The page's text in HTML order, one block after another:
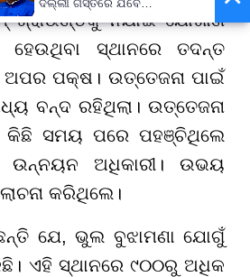
ଗ୍ରାଉଣ୍ଡକୁ ନଯାଇ ଯୋଗାଣ
ହେଉଥିବା ସ୍ଥାନରେ ତଦନ୍ତ
ପକ୍ଷ। ଉତ୍ତେଜନା ପାଇଁ
ବନ୍ଦ ରହିଥିଲା। ଉତ୍ତେଜନା
କିଛି ସମୟ ପରେ ପହଞ୍ଚିଥିଲେ
ଉନ୍ନୟନ ଅଧିକାରୀ। ଉଭୟ
କରିଥିଲେ।
ଯେ, ଭୁଲ ବୁଝାମଣା ଯୋଗୁଁ
ଏହି ସ୍ଥାନରେ ୯୦୦ରୁ ଅଧିକ
ଦିଲ୍ଲୀ ଗସ୍ତରେ ଯିବେ
ମୁଖ୍ୟମନ୍ତ୍ରୀ ମୋହନ ମାଝୀ